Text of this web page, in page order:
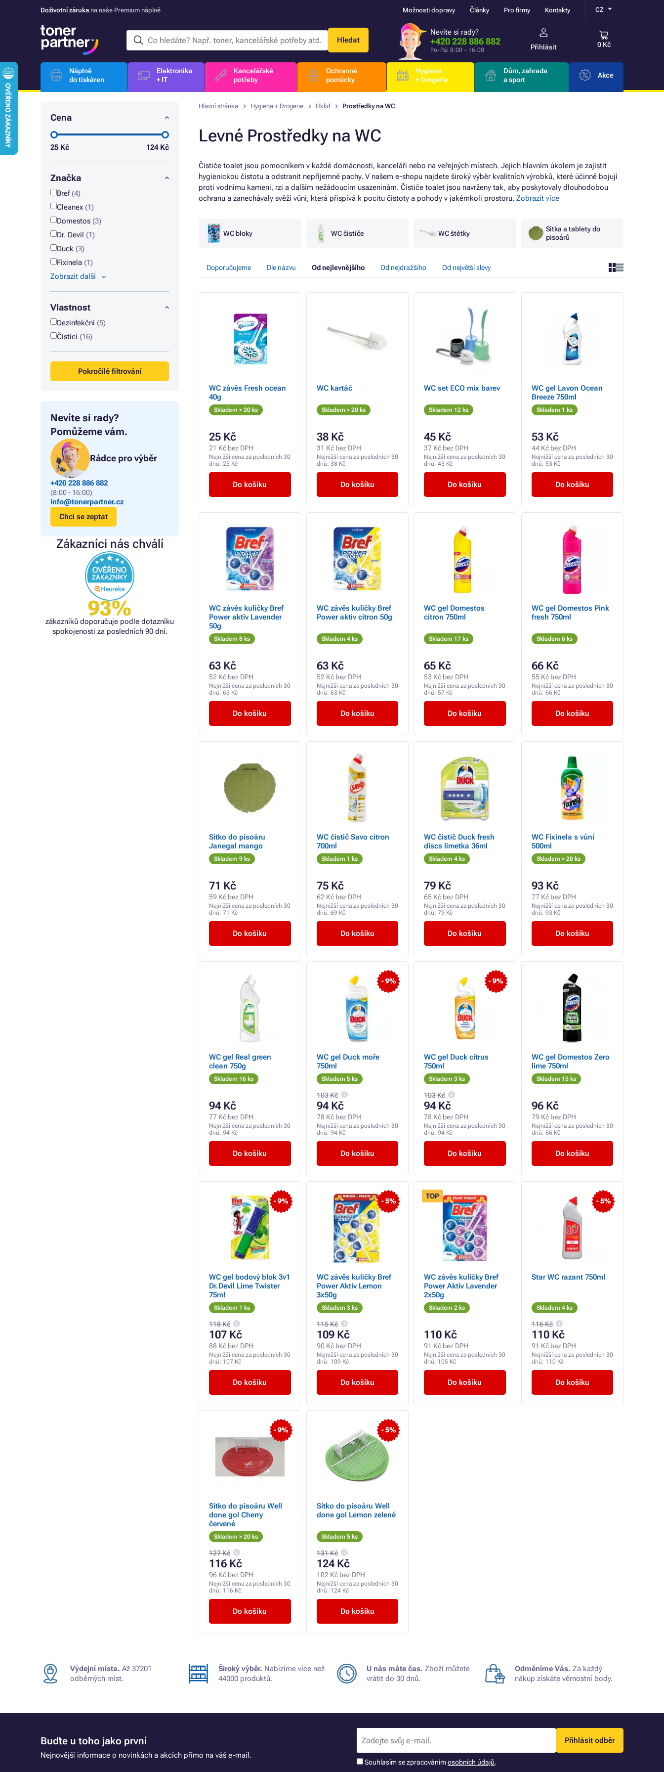
Doživotní záruka na naše Premium náplně Možnosti dopravy Články Pro firmy Kontakty CZ
Hledat
Nevíte si rady?
+420 228 886 882
Po–Pá: 8:00 – 16:00 Přihlásit 0 Kč
Náplně
do tiskáren
Elektronika
+ IT
Kancelářské
potřeby
Ochranné
pomůcky
Hygiena
+ Drogerie
Dům, zahrada
a sport
Akce
Cena
25 Kč 124Kč
Značka
Bref (4)
Cleanex (1)
Domestos (3)
Dr. Devil (1)
Duck (3)
Fixinela (1)
Zobrazit další
Vlastnost
Dezinfekční (5)
Čistící (16)
Pokročilé filtrování
Nevíte si rady?
Pomůžeme vám.
Rádce pro výběr
+420 228 886 882
(8:00 - 16:00)
info@tonerpartner.cz
Chci se zeptat
Zákazníci nás chválí
93%
zákazníků doporučuje podle dotazníku
spokojenosti za posledních 90 dní.
Hlavní stránka Hygiena + Drogerie Úklid Prostředky na WC
Levné Prostředky na WC
Čističe toalet jsou pomocníkem v každé domácnosti, kanceláři nebo na veřejných místech. Jejich hlavním úkolem je zajistit
hygienickou čistotu a odstranit nepříjemné pachy. V našem e-shopu najdete široký výběr kvalitních výrobků, které účinně bojují
proti vodnímu kameni, rzi a dalším nežádoucím usazeninám. Čističe toalet jsou navrženy tak, aby poskytovaly dlouhodobou
ochranu a zanechávaly svěží vůni, která přispívá k pocitu čistoty a pohody v jakémkoli prostoru. Zobrazit více
WC bloky WC čističe WC štětky
Sítka a tablety do
pisoárů
Doporučujeme Dle názvu Od nejlevnějšího Od nejdražšího Od největší slevy
WC závěs Fresh ocean
40g
Skladem > 20 ks
25 Kč
21 Kč bez DPH
Nejnižší cena za posledních 30
dnů: 25 Kč
Do košíku
WC kartáč
Skladem > 20 ks
38 Kč
31 Kč bez DPH
Nejnižší cena za posledních 30
dnů: 38 Kč
Do košíku
WC set ECO mix barev
Skladem 12 ks
45 Kč
37 Kč bez DPH
Nejnižší cena za posledních 30
dnů: 45 Kč
Do košíku
WC gel Lavon Ocean
Breeze 750ml
Skladem 1 ks
53 Kč
44 Kč bez DPH
Nejnižší cena za posledních 30
dnů: 53 Kč
Do košíku
WC závěs kuličky Bref
Power aktiv Lavender
50g
Skladem 8 ks
63 Kč
52 Kč bez DPH
Nejnižší cena za posledních 30
dnů: 63 Kč
Do košíku
WC závěs kuličky Bref
Power aktiv citron 50g
Skladem 4 ks
63 Kč
52 Kč bez DPH
Nejnižší cena za posledních 30
dnů: 63 Kč
Do košíku
WC gel Domestos
citron 750ml
Skladem 17 ks
65 Kč
53 Kč bez DPH
Nejnižší cena za posledních 30
dnů: 57 Kč
Do košíku
WC gel Domestos Pink
fresh 750ml
Skladem 6 ks
66 Kč
55 Kč bez DPH
Nejnižší cena za posledních 30
dnů: 66 Kč
Do košíku
Sítko do pisoáru
Janegal mango
Skladem 9 ks
71 Kč
59 Kč bez DPH
Nejnižší cena za posledních 30
dnů: 71 Kč
Do košíku
WC čistič Savo citron
700ml
Skladem 1 ks
75 Kč
62 Kč bez DPH
Nejnižší cena za posledních 30
dnů: 69 Kč
Do košíku
WC čistič Duck fresh
discs limetka 36ml
Skladem 4 ks
79 Kč
65 Kč bez DPH
Nejnižší cena za posledních 30
dnů: 79 Kč
Do košíku
WC Fixinela s vůní
500ml
Skladem > 20 ks
93 Kč
77 Kč bez DPH
Nejnižší cena za posledních 30
dnů: 93 Kč
Do košíku
WC gel Real green
clean 750g
Skladem 16 ks
94 Kč
77 Kč bez DPH
Nejnižší cena za posledních 30
dnů: 94 Kč
Do košíku
- 9%
WC gel Duck moře
750ml
Skladem 5 ks
103 Kč
94 Kč
78 Kč bez DPH
Nejnižší cena za posledních 30
dnů: 94 Kč
Do košíku
- 9%
WC gel Duck citrus
750ml
Skladem 3 ks
103 Kč
94 Kč
78 Kč bez DPH
Nejnižší cena za posledních 30
dnů: 94 Kč
Do košíku
WC gel Domestos Zero
lime 750ml
Skladem 15 ks
96 Kč
79 Kč bez DPH
Nejnižší cena za posledních 30
dnů: 66 Kč
Do košíku
- 9%
WC gel bodový blok 3v1
Dr.Devil Lime Twister
75ml
Skladem 1 ks
118 Kč
107 Kč
88 Kč bez DPH
Nejnižší cena za posledních 30
dnů: 107 Kč
Do košíku
- 5%
WC závěs kuličky Bref
Power Aktiv Lemon
3x50g
Skladem 3 ks
115 Kč
109 Kč
90 Kč bez DPH
Nejnižší cena za posledních 30
dnů: 109 Kč
Do košíku
TOP
WC závěs kuličky Bref
Power Aktiv Lavender
2x50g
Skladem 2 ks
110 Kč
91 Kč bez DPH
Nejnižší cena za posledních 30
dnů: 105 Kč
Do košíku
- 5%
Star WC razant 750ml
Skladem 4 ks
116 Kč
110 Kč
91 Kč bez DPH
Nejnižší cena za posledních 30
dnů: 110 Kč
Do košíku
- 9%
Sítko do pisoáru Well
done gol Cherry
červené
Skladem > 20 ks
127 Kč
116 Kč
96 Kč bez DPH
Nejnižší cena za posledních 30
dnů: 116 Kč
Do košíku
- 5%
Sítko do pisoáru Well
done gol Lemon zelené
Skladem 5 ks
131 Kč
124 Kč
102 Kč bez DPH
Nejnižší cena za posledních 30
dnů: 124 Kč
Do košíku
Výdejní místa. Až 37201
odběrných míst.
Široký výběr. Nabízíme více než
44000 produktů.
U nás máte čas. Zboží můžete
vrátit do 30 dnů.
Odměníme Vás. Za každý
nákup získáte věrnostní body.
Buďte u toho jako první
Nejnovější informace o novinkách a akcích přímo na váš e-mail.
Přihlásit odběr
Souhlasím se zpracovánímosobních údajů.